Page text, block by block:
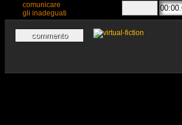
comunicare
gli inadeguati
commento